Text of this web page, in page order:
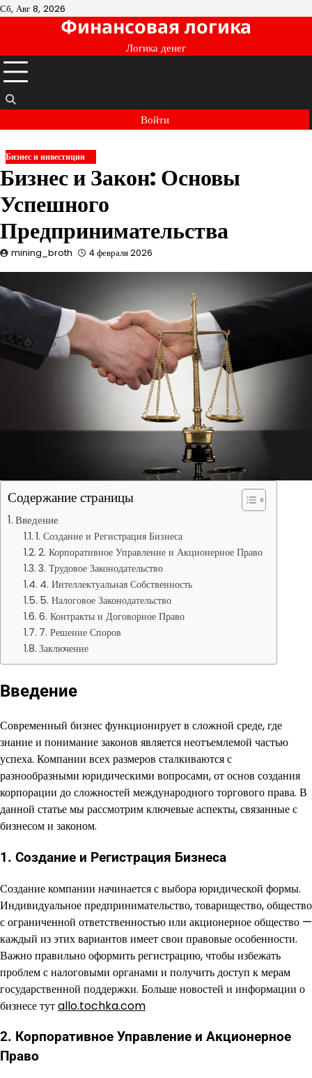
Перейти
Сб, Авг 8, 2026
Финансовая логика
Логика денег
Войти
Бизнес и инвестиции
Бизнес и Закон: Основы
Успешного
Предпринимательства
mining_broth 4 февраля 2026
Содержание страницы
Введение
1. Создание и Регистрация Бизнеса
2. Корпоративное Управление и Акционерное Право
3. Трудовое Законодательство
4. Интеллектуальная Собственность
5. Налоговое Законодательство
6. Контракты и Договорное Право
7. Решение Споров
Заключение
Введение
Современный бизнес функционирует в сложной среде, где
знание и понимание законов является неотъемлемой частью
успеха. Компании всех размеров сталкиваются с
разнообразными юридическими вопросами, от основ создания
корпорации до сложностей международного торгового права. В
данной статье мы рассмотрим ключевые аспекты, связанные с
бизнесом и законом.
1. Создание и Регистрация Бизнеса
Создание компании начинается с выбора юридической формы.
Индивидуальное предпринимательство, товарищество, общество
с ограниченной ответственностью или акционерное общество —
каждый из этих вариантов имеет свои правовые особенности.
Важно правильно оформить регистрацию, чтобы избежать
проблем с налоговыми органами и получить доступ к мерам
государственной поддержки. Больше новостей и информации о
бизнесе тутallo.tochka.com
2. Корпоративное Управление и Акционерное
Право